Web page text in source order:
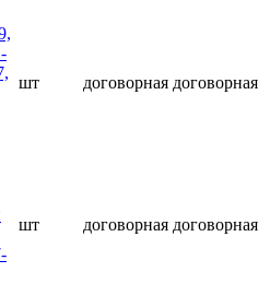
шт договорная договорная
шт договорная договорная